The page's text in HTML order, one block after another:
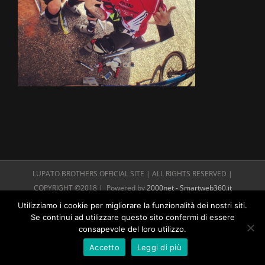
LUPATO BROTHERS OFFICIAL SITE | ALL RIGHTS RESERVED |
COPYRIGHT ©2018 | Powered by2000net - Smartweb360.it
Utilizziamo i cookie per migliorare la funzionalità dei nostri siti.
Se continui ad utilizzare questo sito confermi di essere
consapevole del loro utilizzo.
Accetto
Leggi di più